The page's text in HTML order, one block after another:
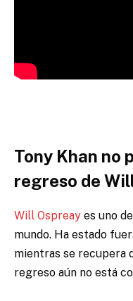
Tony Khan no
regreso de
Will Ospreay es uno
mundo. Ha estado
mientras se recupera
regreso aún no está